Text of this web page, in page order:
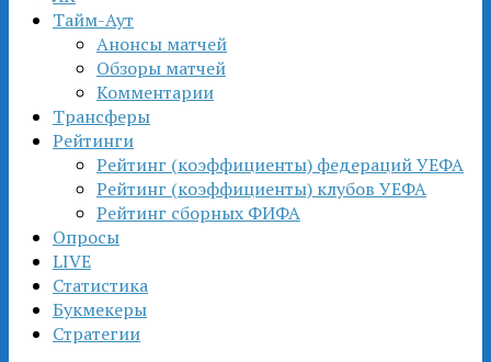
Тайм-Аут
Анонсы матчей
Обзоры матчей
Комментарии
Трансферы
Рейтинги
Рейтинг (коэффициенты) федераций УЕФА
Рейтинг (коэффициенты) клубов УЕФА
Рейтинг сборных ФИФА
Опросы
LIVE
Статистика
Букмекеры
Стратегии